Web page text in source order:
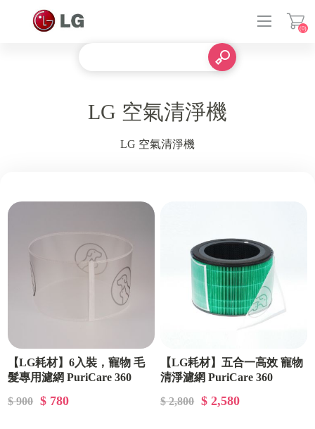
(0)
LG 空氣清淨機
LG 空氣清淨機
【LG耗材】6入裝，寵物 毛
髮專用濾網 PuriCare 360
$ 900
$ 780
【LG耗材】五合一高效 寵物
清淨濾網 PuriCare 360
$ 2,800
$ 2,580